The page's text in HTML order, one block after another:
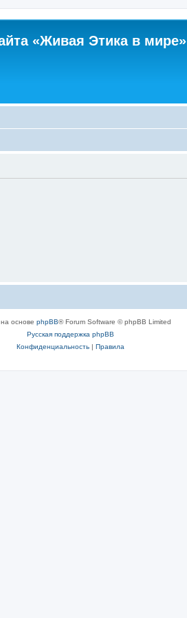
«Живая Этика в мире»
основе phpBB® Forum Software © phpBB Limited
Русская поддержка phpBB
Конфиденциальность| Правила